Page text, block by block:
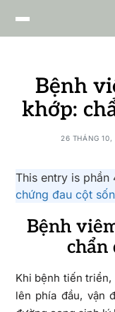
Bệnh
khớp:
26 THÁNG 10,
This entry is phần
chứng đau cột
Bệnh
chẩn
Khi bệnh tiến
lên phía đầu, vận